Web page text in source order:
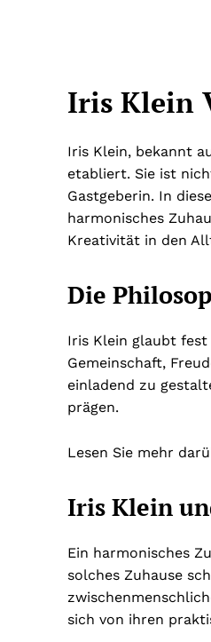
Iris Klein
Iris Klein, bekannt
etabliert. Sie ist
Gastgeberin. In
harmonisches
Kreativität in den
Die
Iris Klein glaubt fest
Gemeinschaft,
einladend zu
prägen.
Lesen Sie mehr
Iris Klein
Ein harmonisches
solches Zuhause
sich von ihren